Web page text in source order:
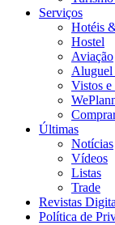
Serviços
Hotéis
Hostel
Aviação
Aluguel
Vistos e
Últimas
Notícias
Vídeos
Listas
Trade
Revistas
Política de